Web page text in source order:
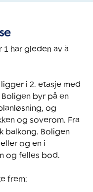
har gleden av å
i 2. etasje med
byr på en
og
og soverom. Fra
balkong. Boligen
og en i
og felles bod.
frem: